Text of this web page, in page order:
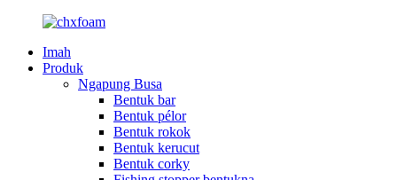
Imah
Produk
Ngapung Busa
Bentuk bar
Bentuk pélor
Bentuk rokok
Bentuk kerucut
Bentuk corky